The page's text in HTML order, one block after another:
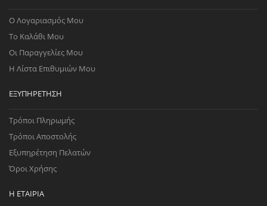
Ο Λογαριασμός Μου
Το Καλάθι Μου
Οι Παραγγελίες Μου
Η Λίστα Επιθυμιών Μου
ΕΞΥΠΗΡΈΤΗΣΗ
Τρόποι Πληρωμής
Τρόποι Αποστολής
Εξυπηρέτηση Πελατών
Όροι Χρήσης
Η ΕΤΑΙΡΊΑ